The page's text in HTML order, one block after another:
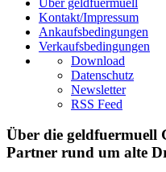
Kontakt/Impressum
Ankaufsbedingungen
Verkaufsbedingungen
Download
Datenschutz
Newsletter
RSS Feed
Über die geldfuermuell
Partner rund um alte